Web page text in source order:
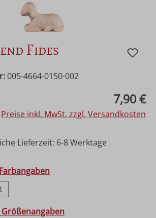
Fides
005-4664-0150-002
7,90 €
Preise inkl. MwSt. zzgl. Versandkosten
Lieferzeit: 6-8 Werktage
Größenangaben